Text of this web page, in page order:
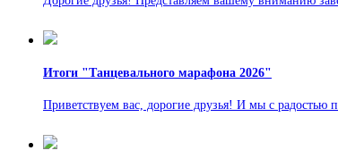
Итоги "Танцевального марафона 2026"
Приветствуем вас, дорогие друзья! И мы с радостью